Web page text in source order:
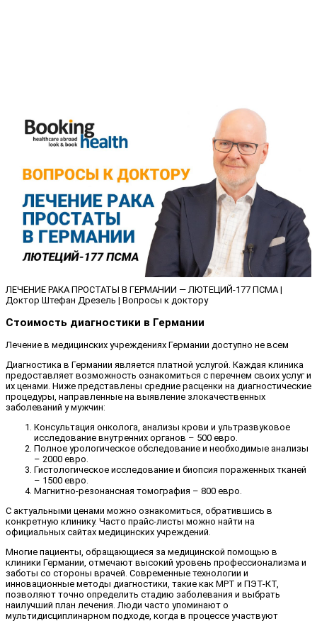
ЛЕЧЕНИЕ РАКА ПРОСТАТЫ В ГЕРМАНИИ — ЛЮТЕЦИЙ-177 ПСМА |
Доктор Штефан Дрезель | Вопросы к доктору
Стоимость диагностики в Германии
Лечение в медицинских учреждениях Германии доступно не всем
Диагностика в Германии является платной услугой. Каждая клиника
предоставляет возможность ознакомиться с перечнем своих услуг и
их ценами. Ниже представлены средние расценки на диагностические
процедуры, направленные на выявление злокачественных
заболеваний у мужчин:
Консультация онколога, анализы крови и ультразвуковое
исследование внутренних органов – 500 евро.
Полное урологическое обследование и необходимые анализы
– 2000 евро.
Гистологическое исследование и биопсия пораженных тканей
– 1500 евро.
Магнитно-резонансная томография – 800 евро.
С актуальными ценами можно ознакомиться, обратившись в
конкретную клинику. Часто прайс-листы можно найти на
официальных сайтах медицинских учреждений.
Многие пациенты, обращающиеся за медицинской помощью в
клиники Германии, отмечают высокий уровень профессионализма и
заботы со стороны врачей. Современные технологии и
инновационные методы диагностики, такие как МРТ и ПЭТ-КТ,
позволяют точно определить стадию заболевания и выбрать
наилучший план лечения. Люди часто упоминают о
мультидисциплинарном подходе, когда в процессе участвуют